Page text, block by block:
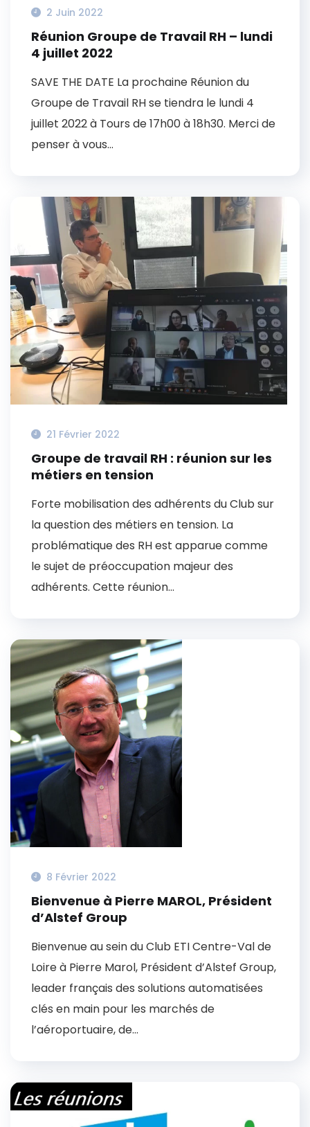
2 Juin 2022
Réunion Groupe de Travail RH – lundi
4 juillet 2022
SAVE THE DATE La prochaine Réunion du
Groupe de Travail RH se tiendra le lundi 4
juillet 2022 à Tours de 17h00 à 18h30. Merci de
penser à vous...
21 Février 2022
Groupe de travail RH : réunion sur les
métiers en tension
Forte mobilisation des adhérents du Club sur
la question des métiers en tension. La
problématique des RH est apparue comme
le sujet de préoccupation majeur des
adhérents. Cette réunion...
8 Février 2022
Bienvenue à Pierre MAROL, Président
d’Alstef Group
Bienvenue au sein du Club ETI Centre-Val de
Loire à Pierre Marol, Président d’Alstef Group,
leader français des solutions automatisées
clés en main pour les marchés de
l’aéroportuaire, de...